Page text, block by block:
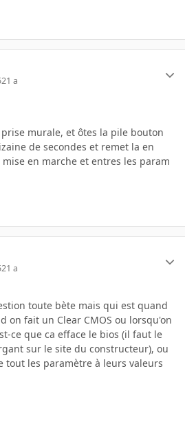
21 a
murale, et ôtes la pile bouton
de secondes et remet la en
en marche et entres les param
21 a
toute bète mais qui est quand
on fait un Clear CMOS ou lorsqu'on
ce que ca efface le bios (il faut le
sur le site du constructeur), ou
tout les paramètre à leurs valeurs